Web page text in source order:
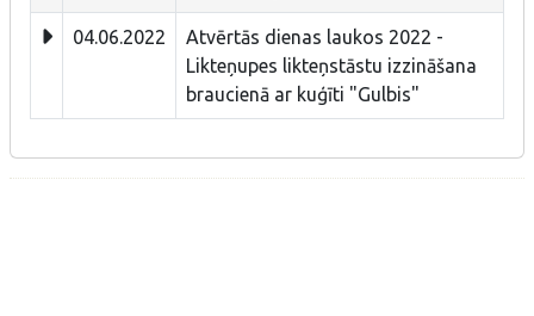
04.06.2022
Atvērtās dienas laukos 2022 -
Likteņupes likteņstāstu izzināšana
braucienā ar kuģīti "Gulbis"